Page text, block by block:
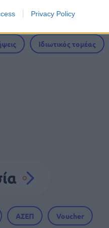
Privacy Policy
Ιδιωτικός τομέας
ΑΣΕΠ Voucher